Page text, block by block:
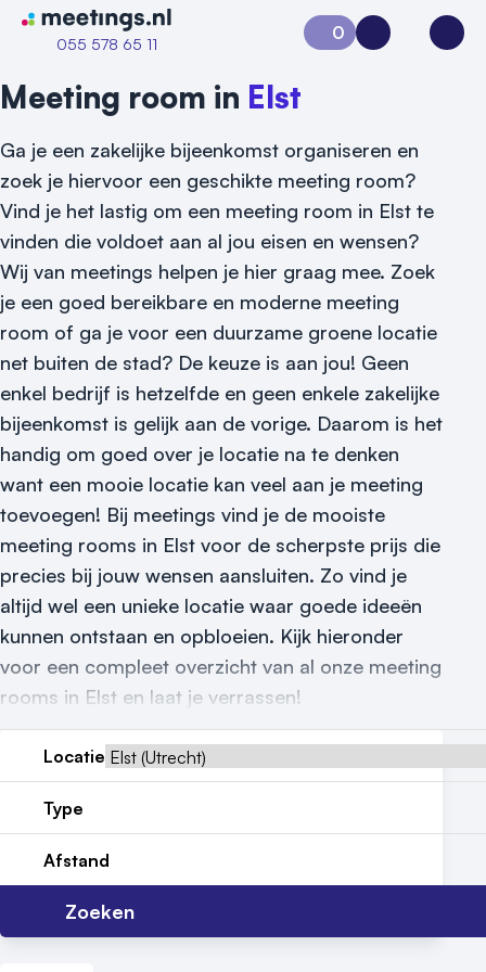
Naar home van Meetings
055 578 65 11
Vraag locatie aan
Locatiegids
Meld locatie aan
Nieuws
Reviews (5⭐️)
Contact
0
Aanvraag 0Inloggen
Meeting room in Elst
Ga je een zakelijke bijeenkomst organiseren en
zoek je hiervoor een geschikte meeting room?
Vind je het lastig om een meeting room in Elst te
vinden die voldoet aan al jou eisen en wensen?
Wij van meetings helpen je hier graag mee. Zoek
je een goed bereikbare en moderne meeting
room of ga je voor een duurzame groene locatie
net buiten de stad? De keuze is aan jou! Geen
enkel bedrijf is hetzelfde en geen enkele zakelijke
bijeenkomst is gelijk aan de vorige. Daarom is het
handig om goed over je locatie na te denken
want een mooie locatie kan veel aan je meeting
toevoegen! Bij meetings vind je de mooiste
meeting rooms in Elst voor de scherpste prijs die
precies bij jouw wensen aansluiten. Zo vind je
altijd wel een unieke locatie waar goede ideeën
kunnen ontstaan en opbloeien. Kijk hieronder
voor een compleet overzicht van al onze meeting
rooms in Elst en laat je verrassen!
Locatie
Type
Afstand
Zoeken